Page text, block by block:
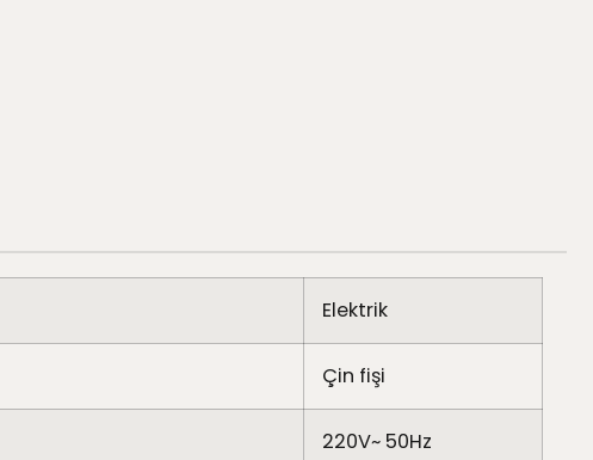
Elektrik
Çin fişi
220V~ 50Hz